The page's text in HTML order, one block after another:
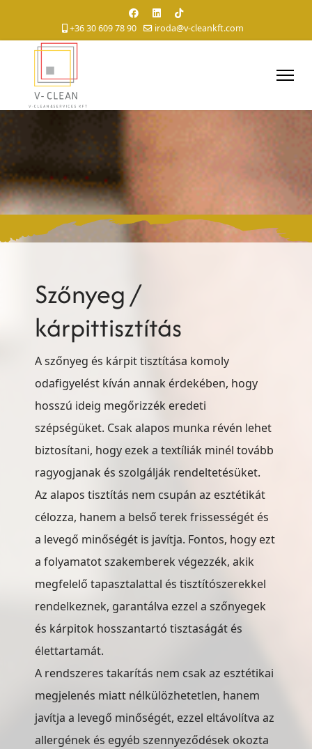
+36 30 609 78 90 iroda@v-cleankft.com
Szőnyeg /
kárpittisztítás
A szőnyeg és kárpit tisztítása komoly
odafigyelést kíván annak érdekében, hogy
hosszú ideig megőrizzék eredeti
szépségüket. Csak alapos munka révén lehet
biztosítani, hogy ezek a textíliák minél tovább
ragyogjanak és szolgálják rendeltetésüket.
Az alapos tisztítás nem csupán az esztétikát
célozza, hanem a belső terek frissességét és
a levegő minőségét is javítja. Fontos, hogy ezt
a folyamatot szakemberek végezzék, akik
megfelelő tapasztalattal és tisztítószerekkel
rendelkeznek, garantálva ezzel a szőnyegek
és kárpitok hosszantartó tisztaságát és
élettartamát.
A rendszeres takarítás nem csak az esztétikai
megjelenés miatt nélkülözhetetlen, hanem
javítja a levegő minőségét, ezzel eltávolítva az
allergének és egyéb szennyeződések okozta